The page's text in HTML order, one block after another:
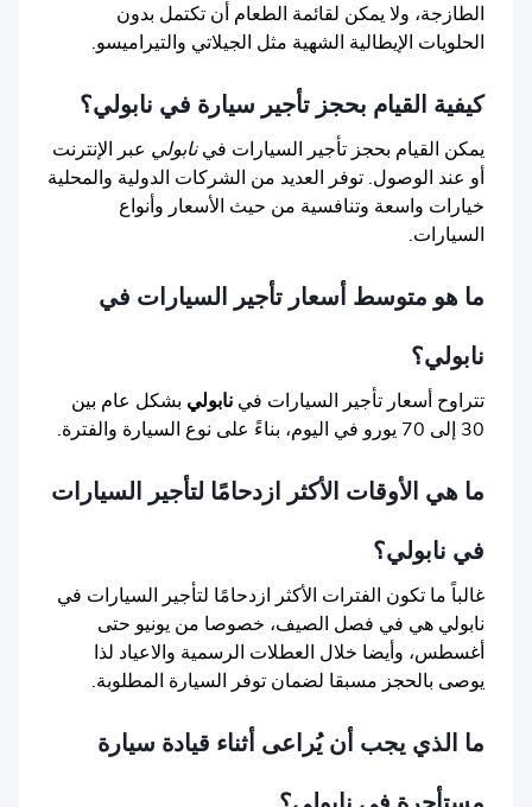
الطازجة، ولا يمكن لقائمة الطعام أن تكتمل بدون
الحلويات الإيطالية الشهية مثل الجيلاتي والتيراميسو.
كيفية القيام بحجز تأجير سيارة في نابولي؟
يمكن القيام بحجز تأجير السيارات فينابولي عبر الإنترنت
أو عند الوصول. توفر العديد من الشركات الدولية والمحلية
خيارات واسعة وتنافسية من حيث الأسعار وأنواع
السيارات.
ما هو متوسط أسعار تأجير السيارات في
نابولي؟
تتراوح أسعار تأجير السيارات في نابولي بشكل عام بين
30 إلى 70 يورو في اليوم، بناءً على نوع السيارة والفترة.
ما هي الأوقات الأكثر ازدحامًا لتأجير السيارات
في نابولي؟
غالباً ما تكون الفترات الأكثر ازدحامًا لتأجير السيارات في
نابولي هي في فصل الصيف، خصوصا من يونيو حتى
أغسطس، وأيضا خلال العطلات الرسمية والاعياد لذا
يوصى بالحجز مسبقا لضمان توفر السيارة المطلوبة.
ما الذي يجب أن يُراعى أثناء قيادة سيارة